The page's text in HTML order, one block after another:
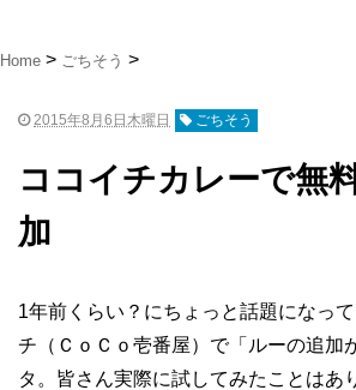
Home ごちそう
2015年8月6日木曜日 ごちそう
ココイチカレーで無
加
1年前くらい？にちょっと話題になっ
チ（ＣｏＣｏ壱番屋）で「ルーの追加
タ。皆さん実際に試してみたことはあ